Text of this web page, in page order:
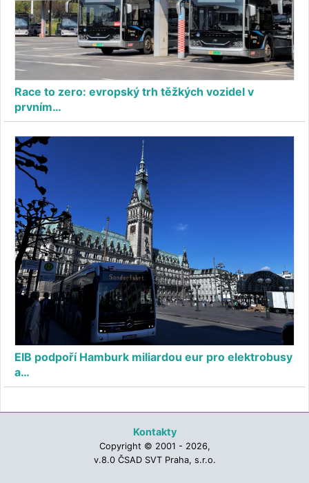
Race to zero: evropský trh těžkých vozidel v
prvním…
EIB podpoří Hamburk miliardou eur pro elektrobusy
a…
Kontakty
Copyright © 2001 - 2026,
v.8.0 ČSAD SVT Praha, s.r.o.